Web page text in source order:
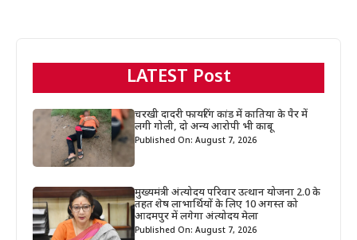
LATEST Post
चरखी दादरी फायरिंग कांड में कातिया के पैर में
लगी गोली, दो अन्य आरोपी भी काबू
Published On: August 7, 2026
मुख्यमंत्री अंत्योदय परिवार उत्थान योजना 2.0 के
तहत शेष लाभार्थियों के लिए 10 अगस्त को
आदमपुर में लगेगा अंत्योदय मेला
Published On: August 7, 2026